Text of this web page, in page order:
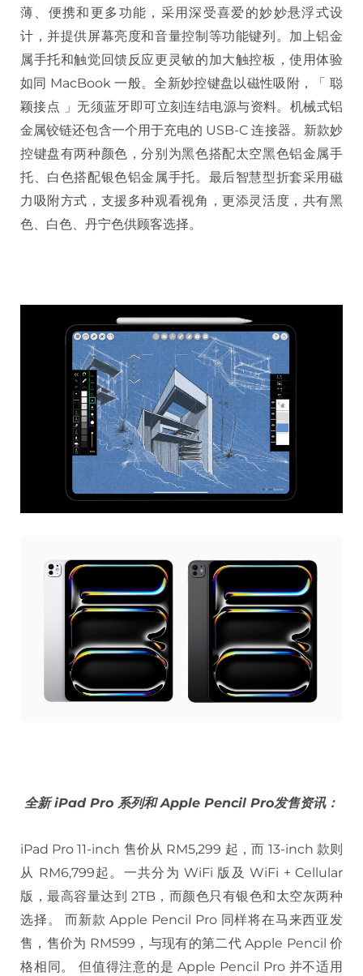
薄、便携和更多功能，采用深受喜爱的妙妙悬浮式设
计，并提供屏幕亮度和音量控制等功能键列。加上铝金
属手托和触觉回馈反应更灵敏的加大触控板，使用体验
如同 MacBook 一般。全新妙控键盘以磁性吸附，「 聪
颖接点 」无须蓝牙即可立刻连结电源与资料。机械式铝
金属铰链还包含一个用于充电的 USB-C 连接器。新款妙
控键盘有两种颜色，分别为黑色搭配太空黑色铝金属手
托、白色搭配银色铝金属手托。最后智慧型折套采用磁
力吸附方式，支援多种观看视角，更添灵活度，共有黑
色、白色、丹宁色供顾客选择。
全新 iPad Pro 系列和 Apple Pencil Pro发售资讯：
iPad Pro 11-inch 售价从 RM5,299 起，而 13-inch 款则
从 RM6,799起。一共分为 WiFi 版及 WiFi + Cellular
版，最高容量达到 2TB，而颜色只有银色和太空灰两种
选择。 而新款 Apple Pencil Pro 同样将在马来西亚发
售，售价为 RM599，与现有的第二代 Apple Pencil 价
格相同。 但值得注意的是 Apple Pencil Pro 并不适用